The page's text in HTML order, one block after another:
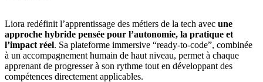
Liora redéfinit l’apprentissage des métiers de la tech avec une
approche hybride pensée pour l’autonomie, la pratique et
l’impact réel. Sa plateforme immersive “ready-to-code”, combinée
à un accompagnement humain de haut niveau, permet à chaque
apprenant de progresser à son rythme tout en développant des
compétences directement applicables.